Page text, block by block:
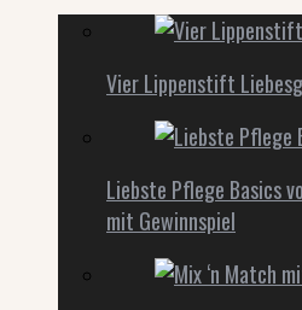
Vier Lippenstift
Liebste Pflege Basics
mit Gewinnspiel